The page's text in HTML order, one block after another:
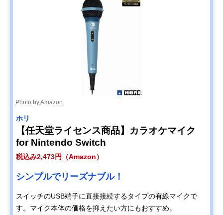
Photo by Amazon
ホリ
【任天堂ライセンス商品】カラオケマイク
for Nintendo Switch
税込み2,473円（Amazon）
シンプルでリーズナブル！
スイッチのUSB端子に直接接続するタイプの有線マイクで
す。マイク本体の価格を抑えたい方にもおすすめ。